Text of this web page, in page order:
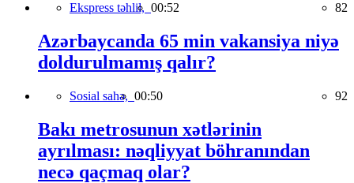
Ekspress təhlil, 00:52 82
Azərbaycanda 65 min vakansiya niyə
doldurulmamış qalır?
Sosial sahə, 00:50 92
Bakı metrosunun xətlərinin
ayrılması: nəqliyyat böhranından
necə qaçmaq olar?